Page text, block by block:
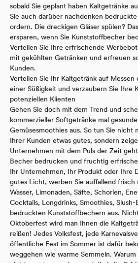
sobald Sie geplant haben Kaltgetränke
Sie auch darüber nachdenken
ordern. Die dreckigen Gläser spülen?
ersparen, wenn Sie Kunststoffbecher
Verteilen Sie Ihre erfrischende
mit gekühlten Getränken und erfreuen
Kunden.
Verteilen Sie Ihr Kaltgetränk auf Messen
einer Süßigkeit und verzaubern Sie Ihre
potenziellen Klienten
Gehen Sie doch mit dem Trend und
kommerzieller Softgetränke mal
Gemüsesmoothies aus. So tun Sie nicht
Ihrer Kunden etwas gutes, sondern
Unternehmen mit dem Puls der Zeit
Becher bedrucken und fruchtig
Ihr Unternehmen, Ihr Produkt oder Ihre
gutes Licht, werben Sie auffallend frisch
Wasser, Limonaden, Säfte, Schorlen,
Cocktails, Longdrinks, Smoothies, Slush-
bedruckten Kunststoffbechern aus.
Oktoberfest wird man Ihnen die
reißen! Jedes Volksfest, jede
öffentliche Fest im Sommer ist dafür
weggehen wie warme Semmeln. Warum